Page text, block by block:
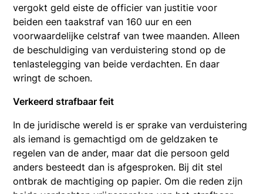
vergokt geld eiste de officier van justitie voor
beiden een taakstraf van 160 uur en een
voorwaardelijke celstraf van twee maanden. Alleen
de beschuldiging van verduistering stond op de
tenlastelegging van beide verdachten. En daar
wringt de schoen.
Verkeerd strafbaar feit
In de juridische wereld is er sprake van verduistering
als iemand is gemachtigd om de geldzaken te
regelen van de ander, maar dat die persoon geld
anders besteedt dan is afgesproken. Bij dit stel
ontbrak de machtiging op papier. Om die reden zijn